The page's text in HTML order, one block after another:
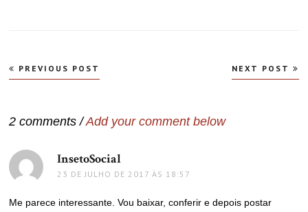
Navegação
de
PREVIOUS POST NEXT POST
2 comments /Add your comment below
InsetoSocial
23 DE JULHO DE 2017 ÀS 18:57
Me parece interessante. Vou baixar, conferir e depois postar